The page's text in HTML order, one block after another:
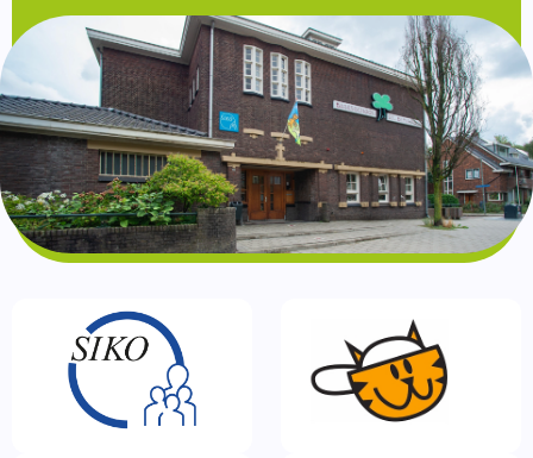
Schoolgids
Gezonde school
Kinderopvang
BSO
Routebeschrijving
Privacy